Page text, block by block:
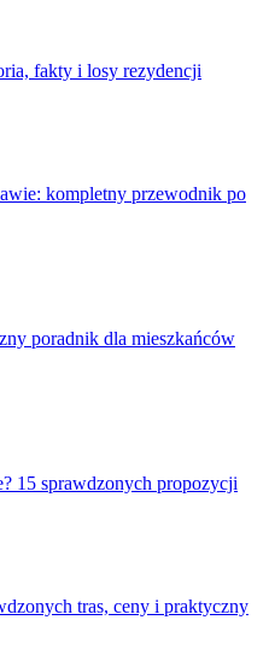
fakty i losy rezydencji
kompletny przewodnik po
poradnik dla mieszkańców
15 sprawdzonych propozycji
tras, ceny i praktyczny